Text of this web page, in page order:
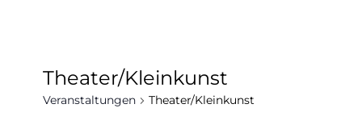
Theater/Kleinkunst
Veranstaltungen Theater/Kleinkunst